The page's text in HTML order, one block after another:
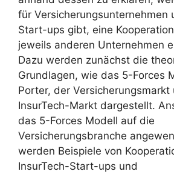
für Versicherungsunternehmen
Start-ups gibt, eine
jeweils anderen Unternehmen
Dazu werden zunächst die
Grundlagen, wie das 5-Forces
Porter, der Versicherungsmarkt
InsurTech-Markt dargestellt.
das 5-Forces Modell auf die
Versicherungsbranche
werden Beispiele von
InsurTech-Start-ups und